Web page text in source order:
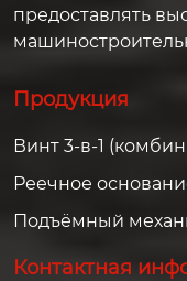
предоставлять
Продукция
Винт 3-в-1
Реечное
Подъёмный
Контактная